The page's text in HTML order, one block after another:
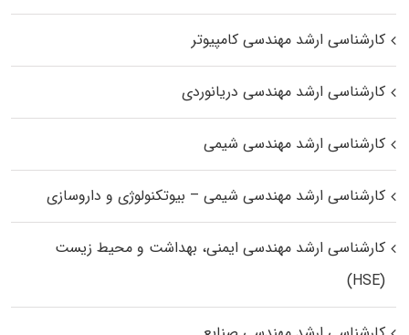
کارشناسی ارشد مهندسی کامپیوتر
کارشناسی ارشد مهندسی دریانوردی
کارشناسی ارشد مهندسی شیمی
کارشناسی ارشد مهندسی شیمی – بیوتکنولوژی و داروسازی
کارشناسی ارشد مهندسی ایمنی، بهداشت و محیط زیست
(HSE)